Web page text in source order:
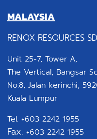
MALAYSIA
RENOX RESOURCES
Unit 25-7, Tower A,
The Vertical, Bangsar
No.8, Jalan kerinchi,
Kuala Lumpur
Tel. +603 2242 1955
Fax. +603 2242 1955